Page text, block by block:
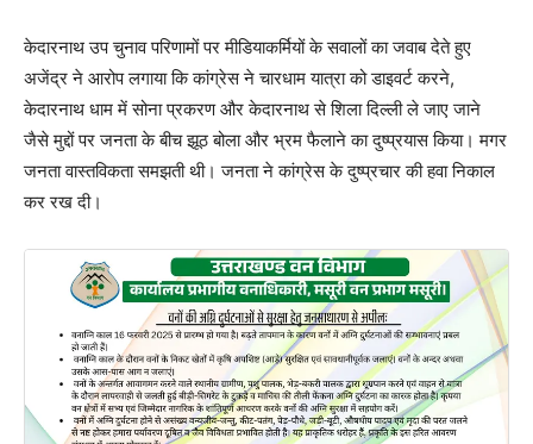
केदारनाथ उप चुनाव परिणामों पर मीडियाकर्मियों के सवालों का जवाब देते हुए
अजेंद्र ने आरोप लगाया कि कांग्रेस ने चारधाम यात्रा को डाइवर्ट करने,
केदारनाथ धाम में सोना प्रकरण और केदारनाथ से शिला दिल्ली ले जाए जाने
जैसे मुद्दों पर जनता के बीच झूठ बोला और भ्रम फैलाने का दुष्प्रयास किया। मगर
जनता वास्तविकता समझती थी। जनता ने कांग्रेस के दुष्प्रचार की हवा निकाल
कर रख दी।